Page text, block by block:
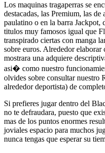
Los maquinas tragaperras se
destacadas, las Premium, las de
paulatino o en la barra Jackpot,
titulos muy famosos igual que
transpirado ciertas con manga
sobre euros. Alrededor
mostrara una adquiere
asi� como nuestro
olvides sobre consultar nuestro
alrededor deportista) de
Si prefieres jugar dentro del
no te defraudara, puesto que
mas de los puntos enormes
joviales espacio para muchos
nunca tengas que esperar su